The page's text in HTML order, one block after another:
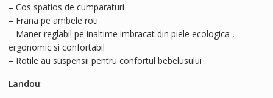
– Cos spatios de cumparaturi
– Frana pe ambele roti
– Maner reglabil pe inaltime imbracat din piele ecologica ,
ergonomic si confortabil
– Rotile au suspensii pentru confortul bebelusului .
Landou: